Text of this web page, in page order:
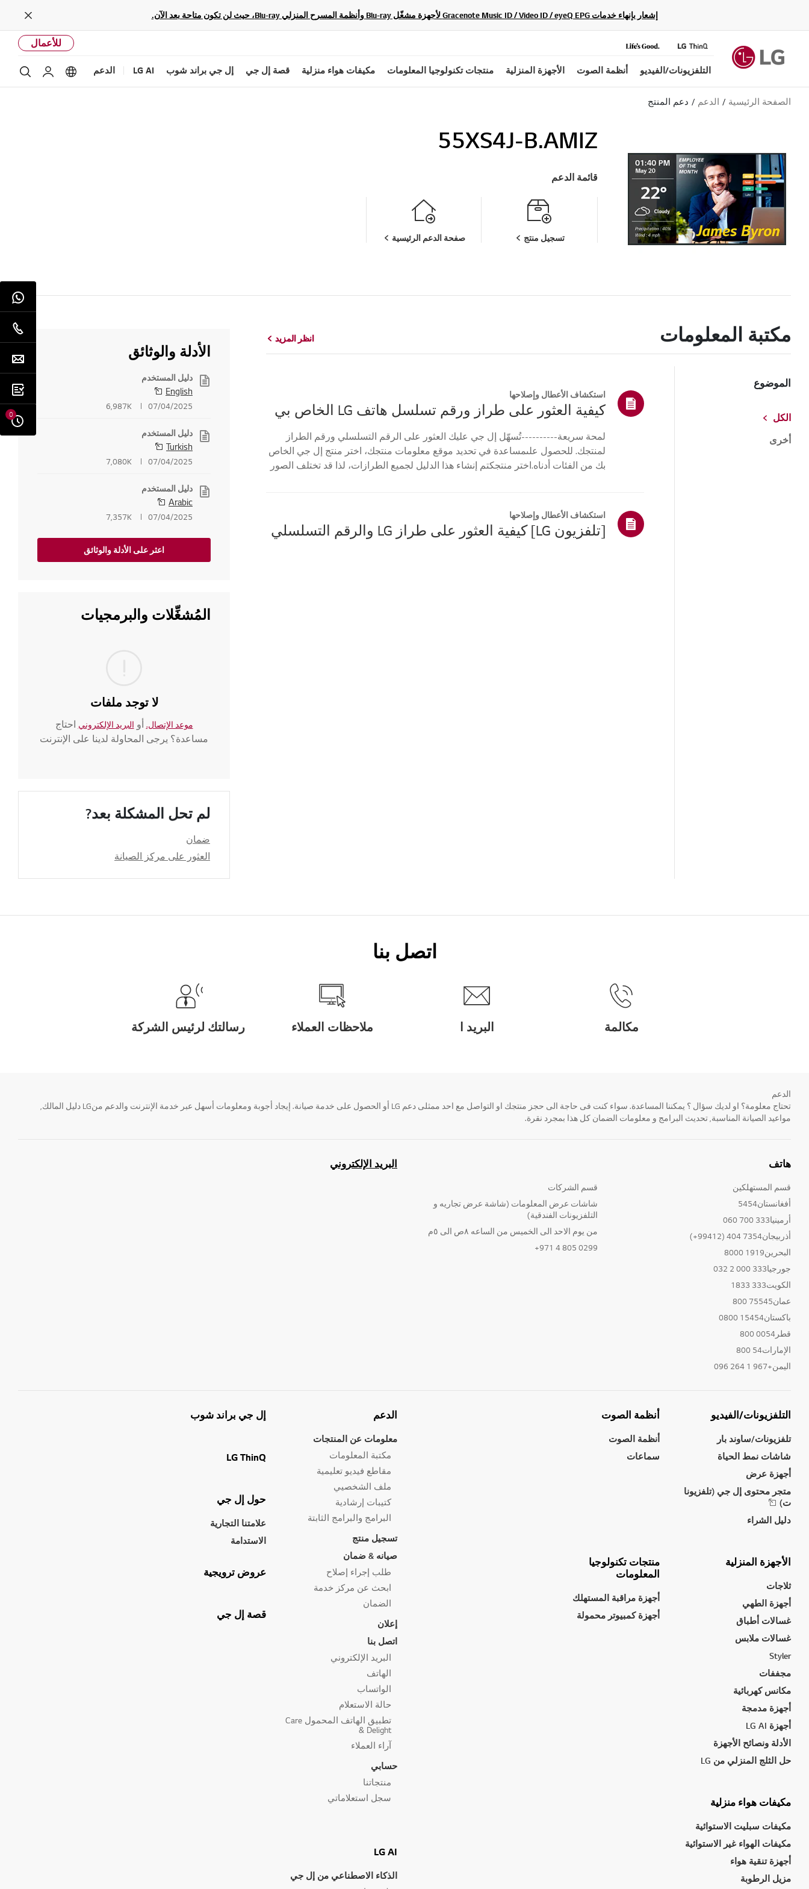
إشعار بإنهاء خدمات Gracenote Music ID / Video ID / eyeQ EPG لأجهزة مشغّل Blu-ray وأنظمة المسرح المنزلي Blu-ray، حيث لن تكون متاحة بعد الآن.
Close
للأعمال
التلفزيونات/الفيديو أنظمة الصوت الأجهزة المنزلية منتجات تكنولوجيا المعلومات مكيفات هواء منزلية قصة إل جي إل جي براند شوب LG AI الدعم optionsحساب
الصفحة الرئيسية الدعم دعم المنتج
55XS4J-B.AMIZ
قائمة الدعم
تسجيل منتج صفحة الدعم الرئيسية
مكتبة المعلومات انظر المزيد
الموضوع
الكل
أخرى
استكشاف الأعطال وإصلاحها
كيفية العثور على طراز ورقم تسلسل هاتف LG الخاص بي
لمحة سريعة----------تُسهّل إل جي عليك العثور على الرقم التسلسلي ورقم الطراز
لمنتجك. للحصول علىمساعدة في تحديد موقع معلومات منتجك، اختر منتج إل جي الخاص
بك من الفئات أدناه.اختر منتجكتم إنشاء هذا الدليل لجميع الطرازات، لذا قد تختلف الصور
استكشاف الأعطال وإصلاحها
[تلفزيون LG] كيفية العثور على طراز LG والرقم التسلسلي
انظر المزيد
الأدلة والوثائق
دليل المستخدم
English
07/04/2025
6,987K
دليل المستخدم
Turkish
07/04/2025
7,080K
دليل المستخدم
Arabic
07/04/2025
7,357K
اعثر على الأدلة والوثائق
المُشغِّلات والبرمجيات
لا توجد ملفات
موعد الإتصال. أو البريد الإلكتروني احتاج
مساعدة؟ يرجى المحاولة لدينا على الإنترنت
لم تحل المشكلة بعد?
ضمان
العثور على مركز الصيانة
اتصل بنا
مكالمة البريد ا ملاحظات العملاء رسالتك لرئيس الشركة
0
الدعم
تحتاج معلومة؟ او لديك سؤال ؟ يمكننا المساعدة. سواء كنت فى حاجة الى حجز منتجك او التواصل مع احد ممثلى دعم LG أو الحصول على خدمة صيانة. إيجاد أجوبة ومعلومات أسهل عبر خدمة الإنترنت والدعم منLG دليل المالك,
مواعيد الصيانة المناسبة, تحديث البرامج و معلومات الضمان كل هذا بمجرد نقرة.
هاتف
قسم المستهلكين
أفغانستان5454
أرمينيا333 700 060
أذربيجان7354 404 (99412+)
البحرين1919 8000
جورجيا333 000 2 032
الكويت333 1833
عمان75545 800
باكستان15454 0800
قطر0054 800
الإمارات54 800
اليمن+967 1 264 096
قسم الشركات
شاشات عرض المعلومات (شاشة عرض تجاريه و
التلفزيونات الفندقية)
من يوم الاحد الى الخميس من الساعه ٨ص الى ٥م
0299 805 4 971+
البريد الإلكتروني
التلفزيونات/الفيديو
تلفزيونات/ساوند بار
شاشات نمط الحياة
أجهزة عرض
متجر محتوى إل جي (تلفزيونا
ت)
دليل الشراء
أنظمة الصوت
أنظمة الصوت
سماعات
الأجهزة المنزلية
ثلاجات
أجهزة الطهي
غسالات أطباق
غسالات ملابس
Styler
مجففات
مكانس كهربائية
أجهزة مدمجة
أجهزة LG AI
الأدلة ونصائح الأجهزة
حل الثلج المنزلي من LG
منتجات تكنولوجيا
المعلومات
أجهزة مراقبة المستهلك
أجهزة كمبيوتر محمولة
مكيفات هواء منزلية
مكيفات سبليت الاستوائية
مكيفات الهواء غير الاستوائية
أجهزة تنقية هواء
مزيل الرطوبة
الدعم
معلومات عن المنتجات
مكتبة المعلومات
مقاطع فيديو تعليمية
ملف الشخصيي
كتيبات إرشادية
البرامج والبرامج الثابتة
تسجيل منتج
صيانه & ضمان
طلب إجراء إصلاح
ابحث عن مركز خدمة
الضمان
إعلان
اتصل بنا
البريد الإلكتروني
الهاتف
الواتساب
حالة الاستعلام
تطبيق الهاتف المحمول Care
& Delight
آراء العملاء
حسابي
منتجاتنا
سجل استعلاماتي
LG AI
الذكاء الاصطناعي من إل جي
إل جي براند شوب
LG ThinQ
حول إل جي
علامتنا التجارية
الاستدامة
عروض ترويجية
قصة إل جي